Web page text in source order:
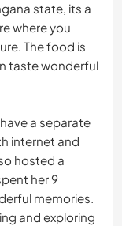
state, its a
where you
The food is
taste wonderful
a separate
internet and
hosted a
her 9
memories.
and exploring